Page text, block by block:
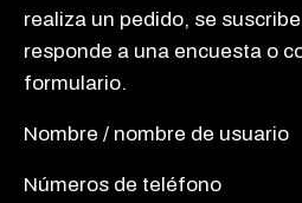
realiza un pedido, se
responde a una encuesta o
formulario.
Nombre / nombre de usuario
Números de teléfono